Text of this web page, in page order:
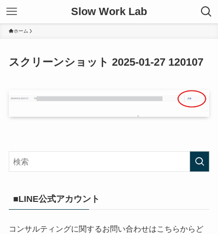
Slow Work Lab
ホーム
スクリーンショット 2025-01-27 120107
■LINE公式アカウント
コンサルティングに関するお問い合わせはこちらからど